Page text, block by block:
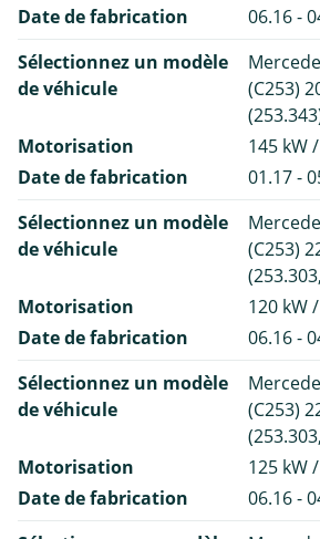
Date de fabrication
06.16 -
Sélectionnez un modèle
de véhicule
(C253)
Motorisation
145 kW
Date de fabrication
01.17 -
Sélectionnez un modèle
de véhicule
(C253)
Motorisation
120 kW
Date de fabrication
06.16 -
Sélectionnez un modèle
de véhicule
(C253)
Motorisation
125 kW
Date de fabrication
06.16 -